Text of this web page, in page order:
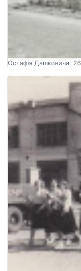
Остафія Дашковича, 26